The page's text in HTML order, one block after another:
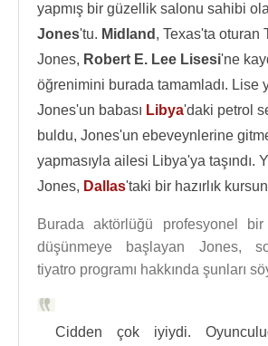
yapmış bir güzellik salonu sahibi
Jones'tu. Midland , Texas'ta oturan
Jones, Robert E. Lee Lisesi'ne
öğrenimini burada tamamladı. Lise
Jones'un babası Libya'daki petrol
buldu, Jones'un ebeveynlerine
yapmasıyla ailesi Libya'ya taşındı.
Jones, Dallas'taki bir hazırlık
Burada aktörlüğü profesyonel
düşünmeye başlayan Jones,
tiyatro programı hakkında şunları
Cidden çok iyiydi.